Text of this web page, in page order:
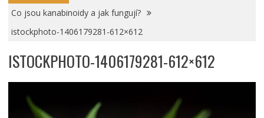
Co jsou kanabinoidy a jak fungují?
istockphoto-1406179281-612×612
ISTOCKPHOTO-1406179281-612×612